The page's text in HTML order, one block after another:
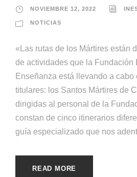
NOVIEMBRE 12, 2022
NOTICIAS
«Las rutas de los Mártires están
de actividades que la Fundación
Enseñanza está llevando a cabo
titulares: los Santos Mártires de
dirigidas al personal de la
constan de cinco itinerarios
guía especializado que nos
READ MORE